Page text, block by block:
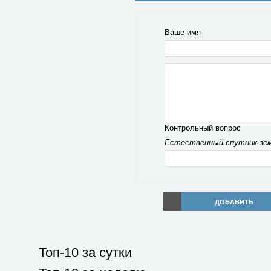
Ваше имя
Контрольный вопрос
Естественный спутник
ДОБАВИТЬ
Топ-10 за сутки